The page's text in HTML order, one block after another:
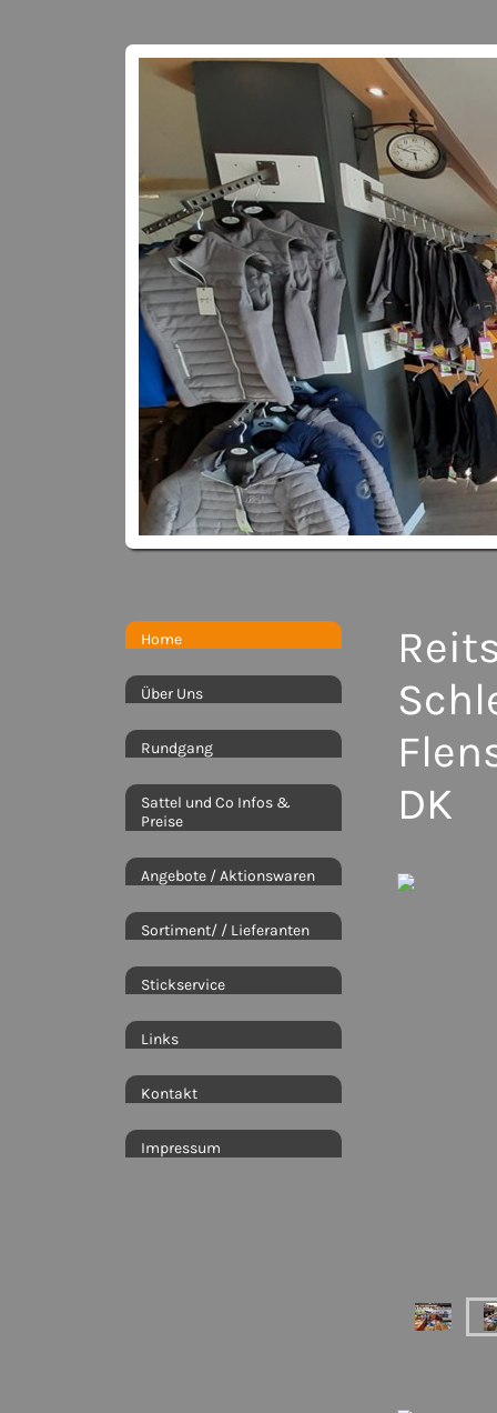
Home
Über Uns
Rundgang
Sattel und Co Infos &
Preise
Angebote / Aktionswaren
Sortiment/ / Lieferanten
Stickservice
Links
Kontakt
Impressum
DK